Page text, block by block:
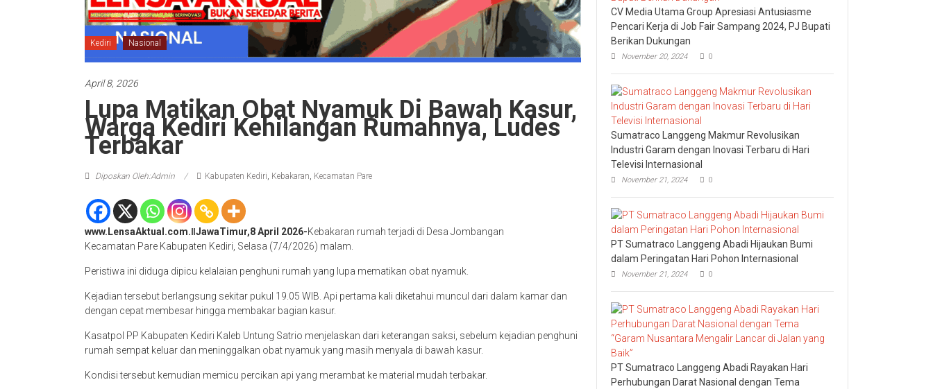
Kediri Nasional
April 8, 2026
Lupa Matikan Obat Nyamuk Di Bawah Kasur,
Warga Kediri Kehilangan Rumahnya, Ludes
Terbakar
Diposkan Oleh:Admin Kabupaten Kediri, Kebakaran, Kecamatan Pare
www.LensaAktual.com.ǁJawaTimur,8 April 2026-Kebakaran rumah terjadi di Desa Jombangan
Kecamatan Pare Kabupaten Kediri, Selasa (7/4/2026) malam.
Peristiwa ini diduga dipicu kelalaian penghuni rumah yang lupa mematikan obat nyamuk.
Kejadian tersebut berlangsung sekitar pukul 19.05 WIB. Api pertama kali diketahui muncul dari dalam kamar dan
dengan cepat membesar hingga membakar bagian kasur.
Kasatpol PP Kabupaten Kediri Kaleb Untung Satrio menjelaskan dari keterangan saksi, sebelum kejadian penghuni
rumah sempat keluar dan meninggalkan obat nyamuk yang masih menyala di bawah kasur.
Kondisi tersebut kemudian memicu percikan api yang merambat ke material mudah terbakar.
Kejari
Sejumlah
CV Media Utama Group Apresiasi Antusiasme
Pencari Kerja di Job Fair Sampang 2024, PJ Bupati
Berikan Dukungan
November 20, 2024 0
Sumatraco Langgeng Makmur Revolusikan
Industri Garam dengan Inovasi Terbaru di Hari
Televisi Internasional
November 21, 2024 0
PT Sumatraco Langgeng Abadi Hijaukan Bumi
dalam Peringatan Hari Pohon Internasional
November 21, 2024 0
PT Sumatraco Langgeng Abadi Rayakan Hari
Perhubungan Darat Nasional dengan Tema